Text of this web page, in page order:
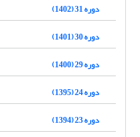
دوره 31 (1402)
دوره 30 (1401)
دوره 29 (1400)
دوره 24 (1395)
دوره 23 (1394)